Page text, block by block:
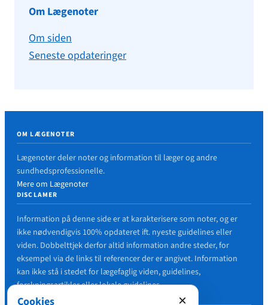
Om Lægenoter
Om siden
Seneste opdateringer
OM LÆGENOTER
Lægenoter deler noter og information til læger og andre
sundhedsprofessionelle.
Mere om Lægenoter
DISCLAMER
Information på denne side er at karakterisere som noter, og er
ikke nødvendigvis 100% opdateret ift. nyeste guidelines eller
viden. Dobbelttjek derfor altid information andre steder, for
eksempel via de links til referencer der er angivet. Information
kan ikke stå i stedet for lægefaglig viden, guidelines,
forskningsartikler eller lokale guidelines.
FEJL I ARTIKLER? ×
Cookies